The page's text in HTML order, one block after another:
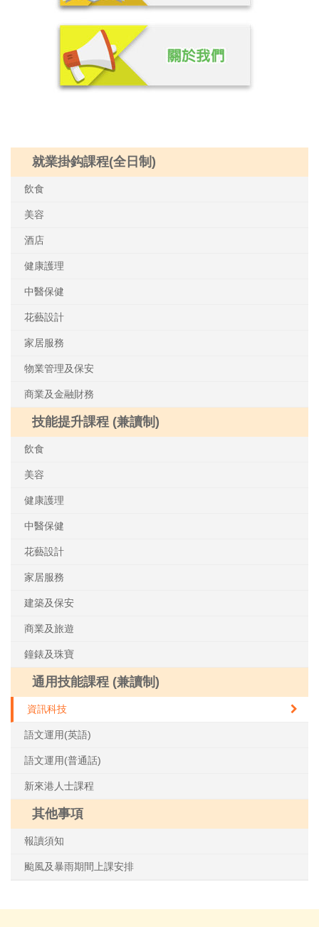
就業掛鈎課程(全日制)
飲食
美容
酒店
健康護理
中醫保健
花藝設計
家居服務
物業管理及保安
商業及金融財務
技能提升課程 (兼讀制)
飲食
美容
健康護理
中醫保健
花藝設計
家居服務
建築及保安
商業及旅遊
鐘錶及珠寶
通用技能課程 (兼讀制)
資訊科技
語文運用(英語)
語文運用(普通話)
新來港人士課程
其他事項
報讀須知
颱風及暴雨期間上課安排